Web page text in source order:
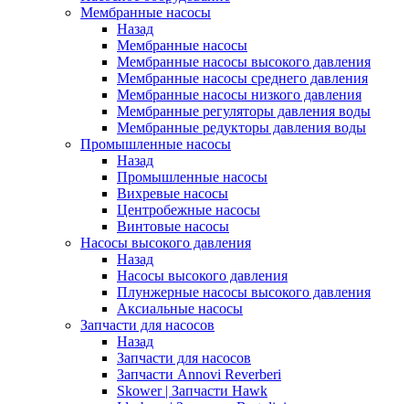
Мембранные насосы
Назад
Мембранные насосы
Мембранные насосы высокого давления
Мембранные насосы среднего давления
Мембранные насосы низкого давления
Мембранные регуляторы давления воды
Мембранные редукторы давления воды
Промышленные насосы
Назад
Промышленные насосы
Вихревые насосы
Центробежные насосы
Винтовые насосы
Насосы высокого давления
Назад
Насосы высокого давления
Плунжерные насосы высокого давления
Аксиальные насосы
Запчасти для насосов
Назад
Запчасти для насосов
Запчасти Annovi Reverberi
Skower | Запчасти Hawk